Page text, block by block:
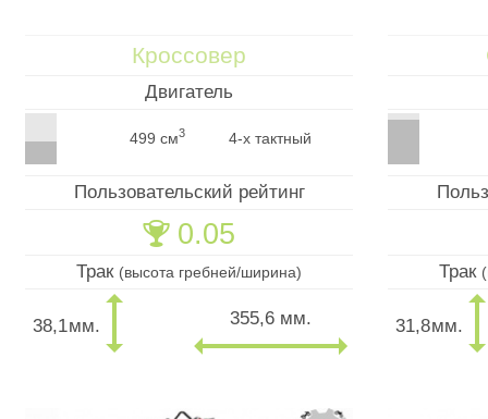
Кроссовер
Двигатель
499 см3 4-х тактный
Пользовательский рейтинг
🏆 0.05
Трак (высота гребней/ширина)
38,1мм. 355,6 мм.
Трак
31,8мм.